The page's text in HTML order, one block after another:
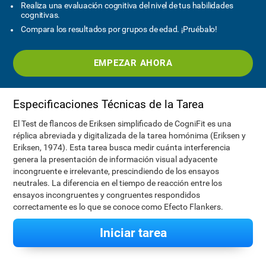
Realiza una evaluación cognitiva del nivel de tus habilidades
cognitivas.
Compara los resultados por grupos de edad. ¡Pruébalo!
EMPEZAR AHORA
Especificaciones Técnicas de la Tarea
El Test de flancos de Eriksen simplificado de CogniFit es una
réplica abreviada y digitalizada de la tarea homónima (Eriksen y
Eriksen, 1974). Esta tarea busca medir cuánta interferencia
genera la presentación de información visual adyacente
incongruente e irrelevante, prescindiendo de los ensayos
neutrales. La diferencia en el tiempo de reacción entre los
ensayos incongruentes y congruentes respondidos
correctamente es lo que se conoce como Efecto Flankers.
Iniciar tarea